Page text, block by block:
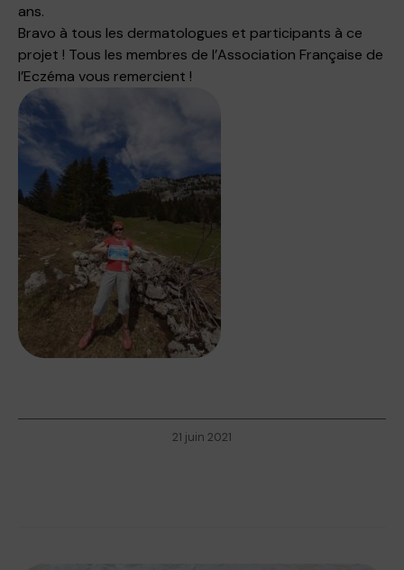
ans.
Bravo à tous les dermatologues et participants à ce
projet ! Tous les membres de l’Association Française de
l’Eczéma vous remercient !
21 juin 2021